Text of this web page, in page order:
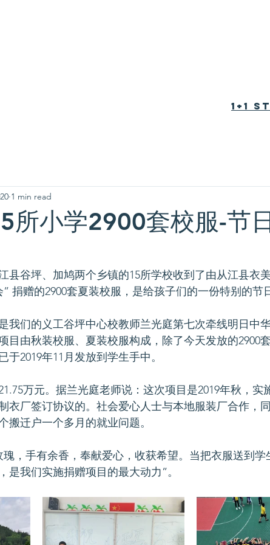
1+1
所小学2900套校服-节
1 min read
县谷坪、加鸠两个乡镇的15所学校收到了由从江县衣
捐赠的2900套夏装校服，是给孩子们的一份特别的节
我们的义工谷坪中心校教师兰光庭第七次牵线明日中
目由秋装校服、夏装校服构成，除了今天发放的2900
于2019年11月发放到学生手中。
万元。据兰光庭老师说：这次项目是2019年秋，实
衣厂签订协议的。社会爱心人士与本地服装厂合作，
搬迁户一个多月的就业问题。
，手有余香，奉献爱心，收获希望。当把衣服送到学
是我们实施捐赠项目的最大动力”。